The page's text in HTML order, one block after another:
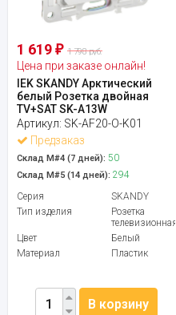
1 619 ₽ 1 798 руб.
Цена при заказе онлайн!
IEK SKANDY Арктический
белый Розетка двойная
TV+SAT SK-A13W
Артикул: SK-AF20-O-K01
Предзаказ
Склад М#4 (7 дней): 50
Склад М#5 (14 дней): 294
Серия
SKANDY
Тип изделия
Розетка
телевизионная
Цвет
Белый
Материал
Пластик
В корзину